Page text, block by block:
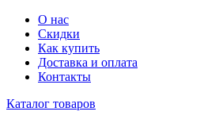
О нас
Скидки
Как купить
Доставка и оплата
Контакты
Каталог товаров